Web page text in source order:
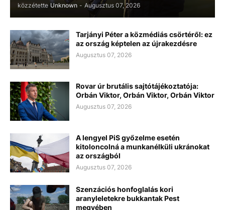
közzétette Unknown - Augusztus 07, 2026
Tarjányi Péter a közmédiás csörtéről: ez
az ország képtelen az újrakezdésre
Augusztus 07, 2026
Rovar úr brutális sajtótájékoztatója:
Orbán Viktor, Orbán Viktor, Orbán Viktor
Augusztus 07, 2026
A lengyel PiS győzelme esetén
kitoloncolná a munkanélküli ukránokat
az országból
Augusztus 07, 2026
Szenzációs honfoglalás kori
aranyleletekre bukkantak Pest
megyében